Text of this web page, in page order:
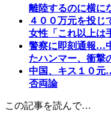
離陸するのに横に
４００万元を投じ
女性「これ以上は
警察に即刻通報…
たハンマー、衝撃
中国、キス１０元
否両論
この記事を読んで…